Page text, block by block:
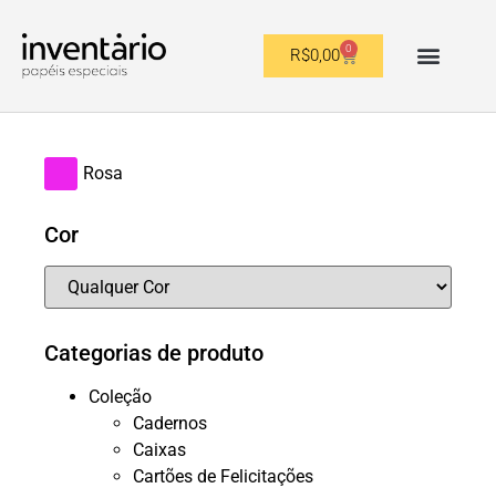
R$0,00 0
Rosa
Cor
Categorias de produto
Coleção
Cadernos
Caixas
Cartões de Felicitações